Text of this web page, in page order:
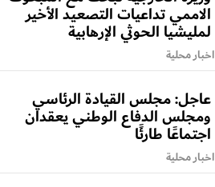
الاممي تداعيات التصعيد الأخير
لمليشيا الحوثي الإرهابية
اخبار محلية
عاجل: مجلس القيادة الرئاسي
ومجلس الدفاع الوطني يعقدان
اجتماعًا طارئًا
اخبار محلية